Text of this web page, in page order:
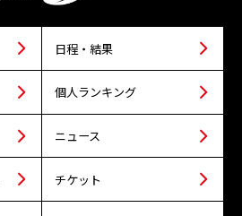
日程・結果
個人ランキング
ニュース
チケット